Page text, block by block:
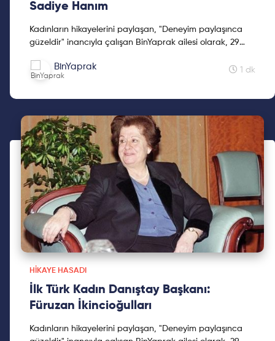
Sadiye Hanım
Kadınların hikayelerini paylaşan, "Deneyim paylaşınca
güzeldir" inancıyla çalışan BinYaprak ailesi olarak, 29
Cumhuriyetimizin 2. yüzyılına kadınların hikayelerini
hediye etmek için çıktığımız Hikaye Hasadına, ilklerin
BinYaprak 1 dk
HIKAYE HASADI
İlk Türk Kadın Danıştay Başkanı:
Füruzan İkincioğulları
Kadınların hikayelerini paylaşan, "Deneyim paylaşınca